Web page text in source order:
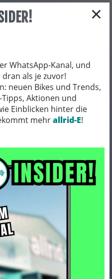
×
WhatsApp-Kanal, und
als je zuvor!
neuen Bikes und Trends,
Aktionen und
Einblicken hinter die
mehrallrid-E!